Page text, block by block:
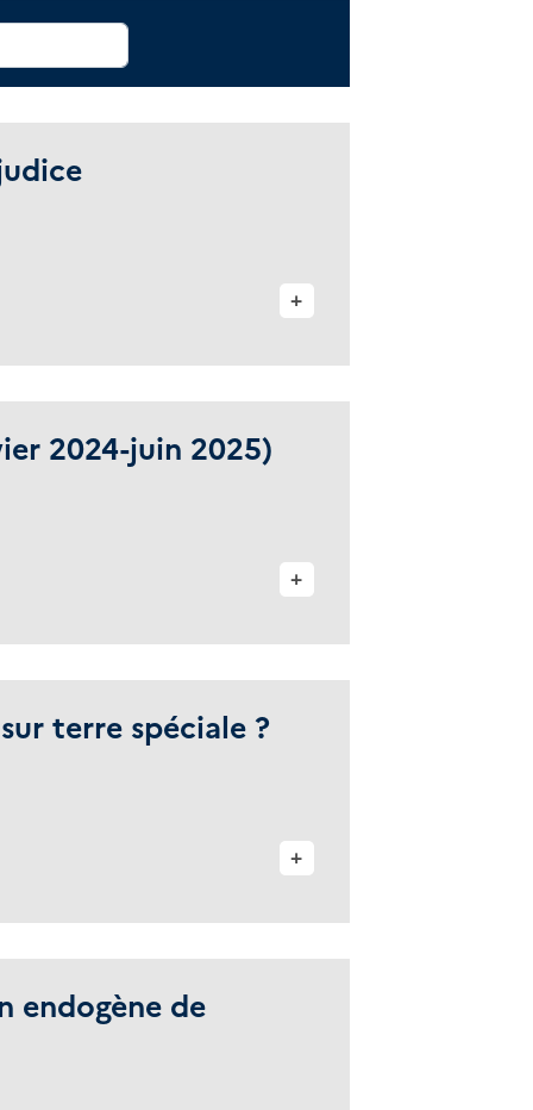
+
2024-juin 2025)
+
terre spéciale ?
+
endogène de